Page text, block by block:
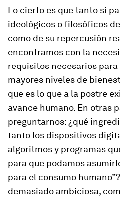
Lo cierto es que tanto si
ideológicos o filosóficos
como de su repercusión
encontramos con la
requisitos necesarios
mayores niveles de
que es lo que a la postre
avance humano. En otras
preguntarnos: ¿qué
tanto los dispositivos
algoritmos y programas
para que podamos
para el consumo humano”?
demasiado ambiciosa,